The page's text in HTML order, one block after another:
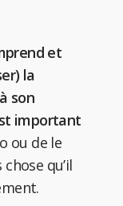
et
la
son
important
ou de le
qu’il